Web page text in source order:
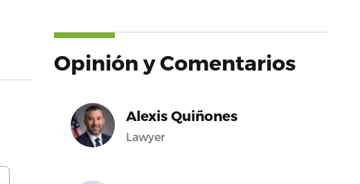
Opinión y Comentarios
Alexis Quiñones
Lawyer